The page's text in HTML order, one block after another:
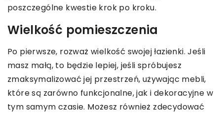
poszczególne kwestie krok po kroku.
Wielkość pomieszczenia
Po pierwsze, rozważ wielkość swojej łazienki. Jeśli
masz małą, to będzie lepiej, jeśli spróbujesz
zmaksymalizować jej przestrzeń, używając mebli,
które są zarówno funkcjonalne, jak i dekoracyjne w
tym samym czasie. Możesz również zdecydować